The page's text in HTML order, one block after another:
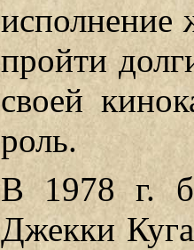
исполнение
пройти
своей
роль.
В 1978 г.
Джекки